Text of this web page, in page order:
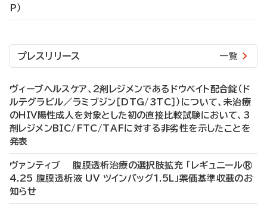
P）
プレスリリース 一覧
ヴィーブヘルスケア、2剤レジメンであるドウベイト配合錠（ド
ルテグラビル／ラミブジン［DTG/3TC］）について、未治療
のHIV陽性成人を対象とした初の直接比較試験において、3
剤レジメンBIC/FTC/TAFに対する非劣性を示したことを
発表
ヴァンティブ 腹膜透析治療の選択肢拡充 「レギュニール®
4.25 腹膜透析液 UV ツインバッグ1.5L」薬価基準収載のお
知らせ